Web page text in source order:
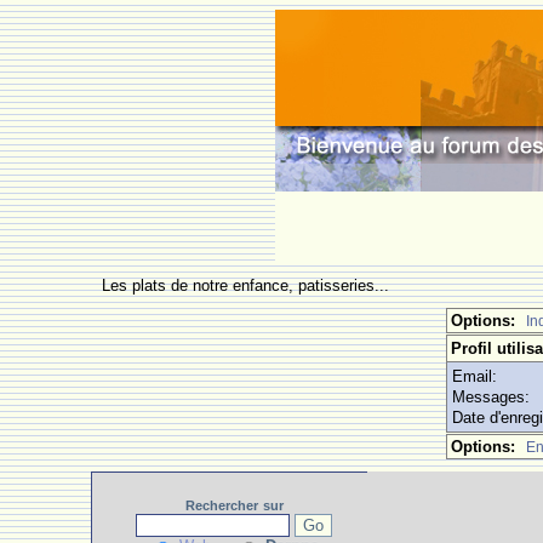
Les plats de notre enfance, patisseries...
Options:
Profil
Email:
Messages:
Date
Options:
Rechercher sur